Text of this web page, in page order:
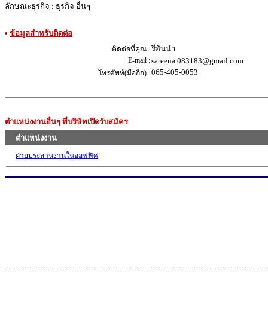
ลักษณะธุรกิจ : ธุรกิจ อื่นๆ
• ข้อมูลสำหรับติดต่อ
ติดต่อที่คุณ :รีฮันน่า
E-mail :sareena.083183@gmail.com
โทรศัพท์(มือถือ) :065-405-0053
ตำแหน่งงานอื่นๆ ที่บริษัทเปิดรับสมัคร
ตำแหน่งงาน
ฝ่ายประสานงานในออฟฟิศ